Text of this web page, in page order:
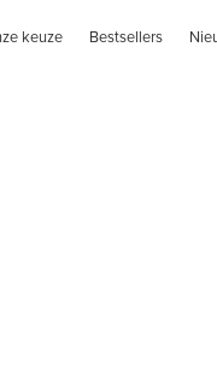
keuze Bestsellers